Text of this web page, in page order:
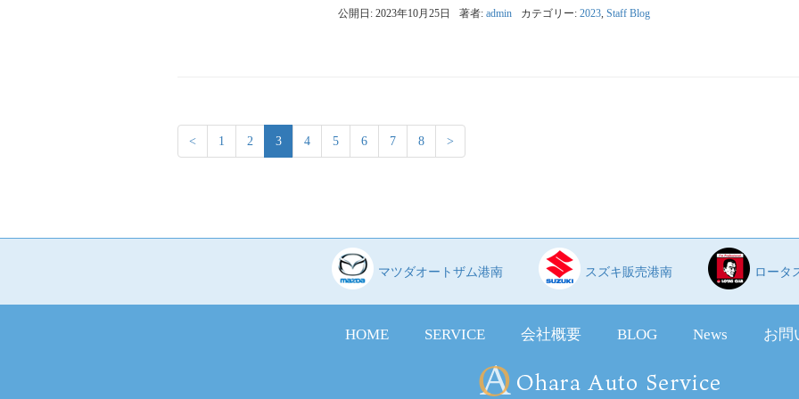
公開日: 2023年10月25日 著者:admin カテゴリー:2023 ,Staff Blog
< 1 2 3 4 5 6 7 8 >
マツダオートザム港南 スズキ販売港南 ロータ
HOME SERVICE 会社概要 BLOG News お問